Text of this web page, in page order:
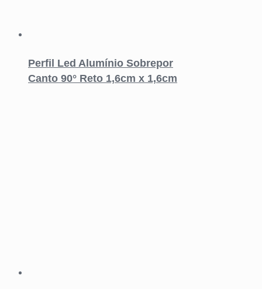
Perfil Led Alumínio Sobrepor
Canto 90° Reto 1,6cm x 1,6cm